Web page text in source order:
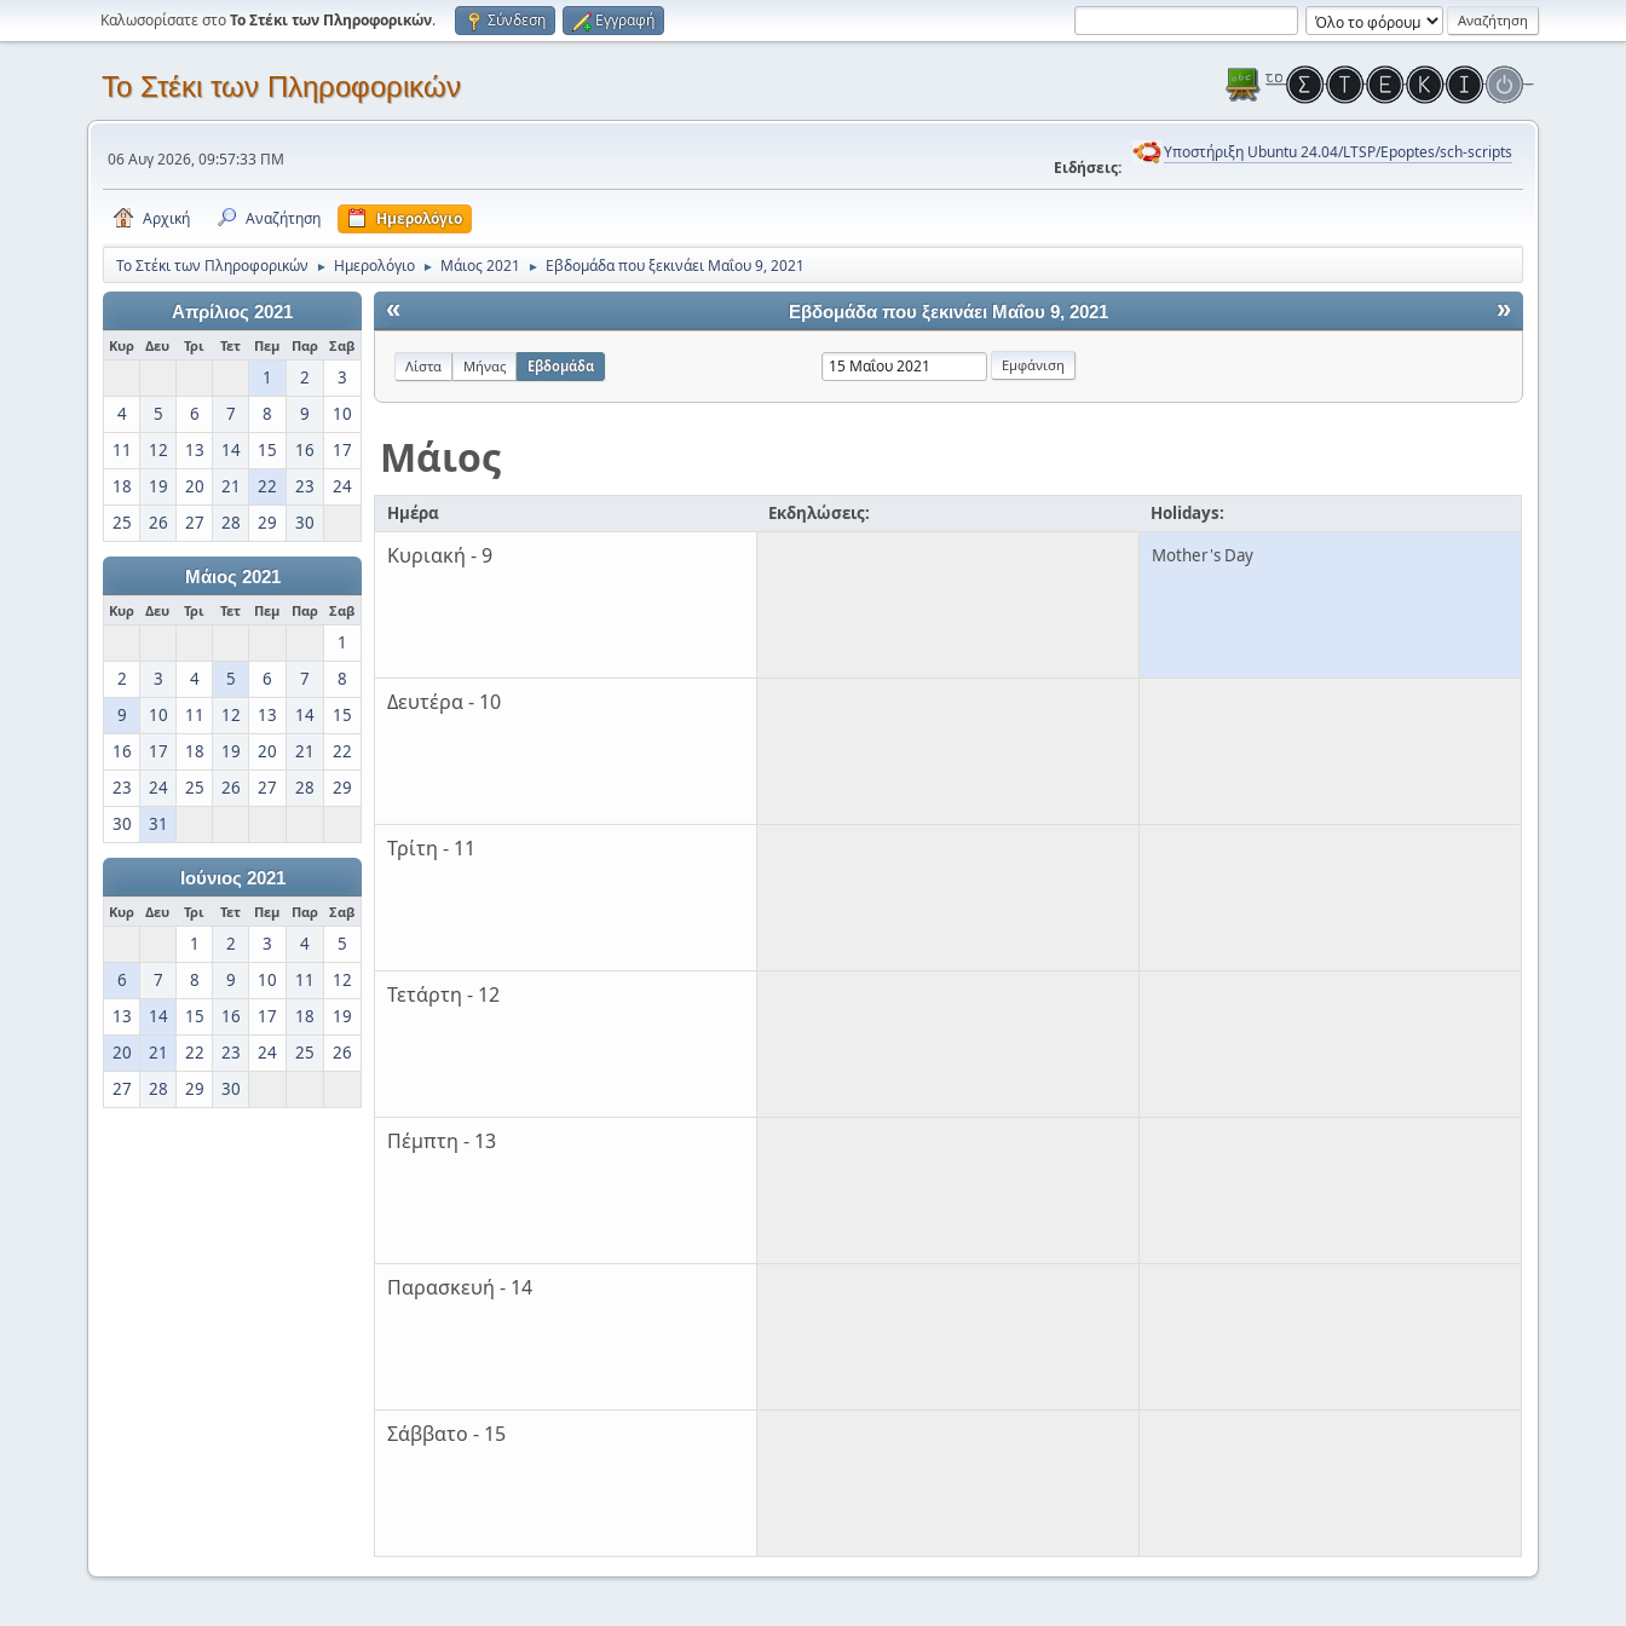
Καλωσορίσατε στοΤο Στέκι των Πληροφορικών. Σύνδεση Εγγραφή
Το Στέκι των Πληροφορικών
06 Αυγ 2026, 09:57:33 ΠΜ Ειδήσεις:
Υποστήριξη Ubuntu 24.04/LTSP/Epoptes/sch-scripts
Αρχική Αναζήτηση Ημερολόγιο
Το Στέκι των Πληροφορικών ► Ημερολόγιο ► Μάιος 2021 ► Εβδομάδα που ξεκινάει Μαΐου 9, 2021
Απρίλιος 2021
Κυρ Δευ Τρι Τετ Πεμ Παρ Σαβ
1 2
3
4
5 6 7 8 9
10
11
12 13 14 15 16
17
18
19 20 21 22 23
24
25
26 27 28 29 30
Μάιος 2021
Κυρ Δευ Τρι Τετ Πεμ Παρ Σαβ
1
2
3 4 5 6 7
8
9
10 11 12 13 14
15
16
17 18 19 20 21
22
23
24 25 26 27 28
29
30
31
Ιούνιος 2021
Κυρ Δευ Τρι Τετ Πεμ Παρ Σαβ
1 2 3 4
5
6
7 8 9 10 11
12
13
14 15 16 17 18
19
20
21 22 23 24 25
26
27
28 29 30
« »
Εβδομάδα που ξεκινάει Μαΐου 9, 2021
Λίστα Μήνας Εβδομάδα
Μάιος
Ημέρα Εκδηλώσεις: Holidays:
Κυριακή - 9 Mother's Day
Δευτέρα - 10
Τρίτη - 11
Τετάρτη - 12
Πέμπτη - 13
Παρασκευή - 14
Σάββατο - 15